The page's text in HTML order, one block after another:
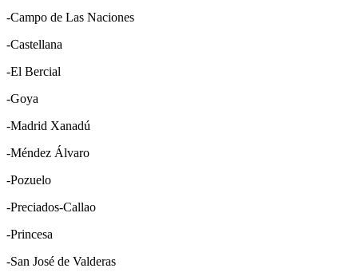
-Campo de Las Naciones
-Castellana
-El Bercial
-Goya
-Madrid Xanadú
-Méndez Álvaro
-Pozuelo
-Preciados-Callao
-Princesa
-San José de Valderas